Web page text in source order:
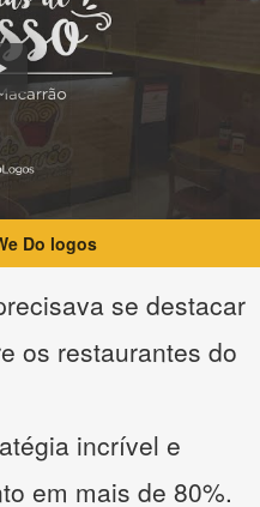
Do logos
se destacar
os restaurantes do
incrível e
em mais de 80%.